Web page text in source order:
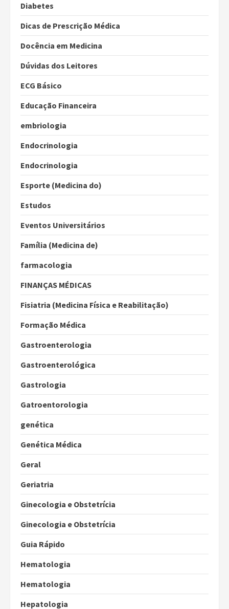
Diabetes
Dicas de Prescrição Médica
Docência em Medicina
Dúvidas dos Leitores
ECG Básico
Educação Financeira
embriologia
Endocrinologia
Endocrinologia
Esporte (Medicina do)
Estudos
Eventos Universitários
Família (Medicina de)
farmacologia
FINANÇAS MÉDICAS
Fisiatria (Medicina Física e Reabilitação)
Formação Médica
Gastroenterologia
Gastroenterológica
Gastrologia
Gatroentorologia
genética
Genética Médica
Geral
Geriatria
Ginecologia e Obstetrícia
Ginecologia e Obstetrícia
Guia Rápido
Hematologia
Hematologia
Hepatologia